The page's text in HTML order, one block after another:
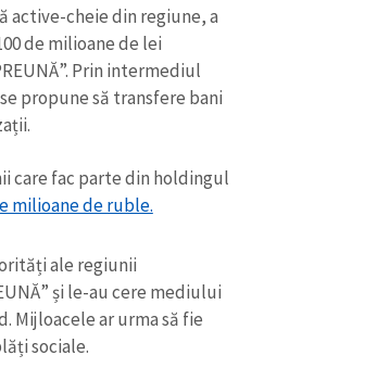
active-cheie din regiune, a
de milioane de lei
Prin intermediul
propune să transfere bani
care fac parte din holdingul
milioane de ruble.
ale regiunii
și le-au cere mediului
Mijloacele ar urma să fie
sociale.